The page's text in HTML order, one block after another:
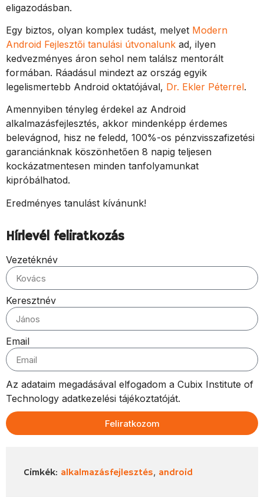
eligazodásban.
Egy biztos, olyan komplex tudást, melyet Modern
Android Fejlesztői tanulási útvonalunk ad, ilyen
kedvezményes áron sehol nem találsz mentorált
formában. Ráadásul mindezt az ország egyik
legelismertebb Android oktatójával, Dr. Ekler Péterrel.
Amennyiben tényleg érdekel az Android
alkalmazásfejlesztés, akkor mindenképp érdemes
belevágnod, hisz ne feledd, 100%-os pénzvisszafizetési
garanciánknak köszönhetően 8 napig teljesen
kockázatmentesen minden tanfolyamunkat
kipróbálhatod.
Eredményes tanulást kívánunk!
Hírlevél feliratkozás
Vezetéknév
Keresztnév
Email
Az adataim megadásával elfogadom a Cubix Institute of
Technology adatkezelési tájékoztatóját.
Feliratkozom
Cimkék: alkalmazásfejlesztés, android